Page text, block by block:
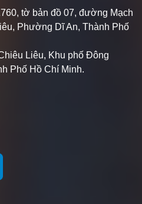
tờ bản đồ 07, đường Mạch
Phường Dĩ An, Thành Phố
Liêu, Khu phố Đông
Phố Hồ Chí Minh.